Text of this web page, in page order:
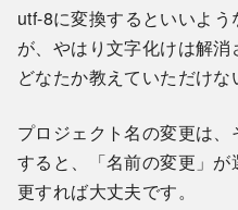
utf-8に変換するといいよ
が、やはり文字化けは解消
どなたか教えていただけな
プロジェクト名の変更は
すると、「名前の変更」
更すれば大丈夫です。